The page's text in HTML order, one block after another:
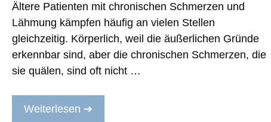
Ältere Patienten mit chronischen Schmerzen und
Lähmung kämpfen häufig an vielen Stellen
gleichzeitig. Körperlich, weil die äußerlichen Gründe
erkennbar sind, aber die chronischen Schmerzen, die
sie quälen, sind oft nicht …
Weiterlesen ➔